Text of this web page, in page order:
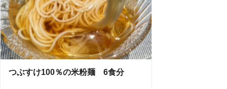
つぶすけ100％の米粉麺 6食分